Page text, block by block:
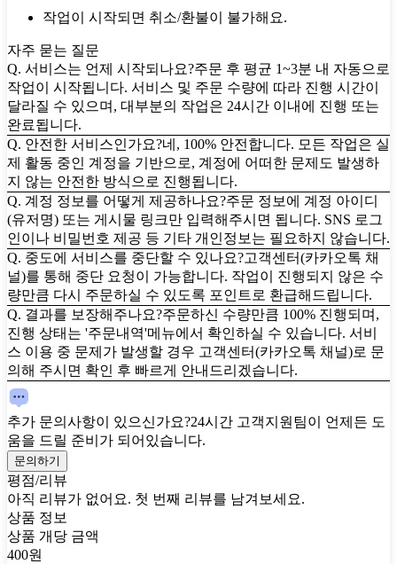
작업이 시작되면 취소/환불이 불가해요.
자주 묻는 질문
Q. 서비스는 언제 시작되나요?주문 후 평균 1~3분 내 자동으로
작업이 시작됩니다. 서비스 및 주문 수량에 따라 진행 시간이
달라질 수 있으며, 대부분의 작업은 24시간 이내에 진행 또는
완료됩니다.
Q. 안전한 서비스인가요?네, 100% 안전합니다. 모든 작업은 실
제 활동 중인 계정을 기반으로, 계정에 어떠한 문제도 발생하
지 않는 안전한 방식으로 진행됩니다.
Q. 계정 정보를 어떻게 제공하나요?주문 정보에 계정 아이디
(유저명) 또는 게시물 링크만 입력해주시면 됩니다. SNS 로그
인이나 비밀번호 제공 등 기타 개인정보는 필요하지 않습니다.
Q. 중도에 서비스를 중단할 수 있나요?고객센터(카카오톡 채
널)를 통해 중단 요청이 가능합니다. 작업이 진행되지 않은 수
량만큼 다시 주문하실 수 있도록 포인트로 환급해드립니다.
Q. 결과를 보장해주나요?주문하신 수량만큼 100% 진행되며,
진행 상태는 '주문내역'메뉴에서 확인하실 수 있습니다. 서비
스 이용 중 문제가 발생할 경우 고객센터(카카오톡 채널)로 문
의해 주시면 확인 후 빠르게 안내드리겠습니다.
추가 문의사항이 있으신가요?24시간 고객지원팀이 언제든 도
움을 드릴 준비가 되어있습니다.
문의하기
평점/리뷰
아직 리뷰가 없어요. 첫 번째 리뷰를 남겨보세요.
상품 정보
상품 개당 금액
400원